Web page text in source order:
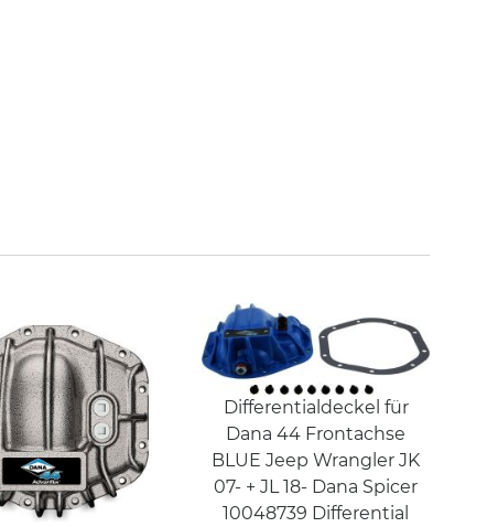
Differentialdeckel für
Dana 44 Frontachse
BLUE Jeep Wrangler JK
07- + JL 18- Dana Spicer
10048739 Differential